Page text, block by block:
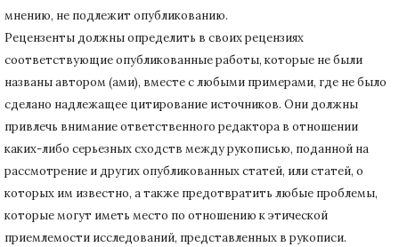
мнению, не подлежит опубликованию.
Рецензенты должны определить в своих рецензиях
соответствующие опубликованные работы, которые не были
названы автором (ами), вместе с любыми примерами, где не было
сделано надлежащее цитирование источников. Они должны
привлечь внимание ответственного редактора в отношении
каких-либо серьезных сходств между рукописью, поданной на
рассмотрение и других опубликованных статей, или статей, о
которых им известно, а также предотвратить любые проблемы,
которые могут иметь место по отношению к этической
приемлемости исследований, представленных в рукописи.